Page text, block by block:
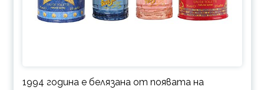
1994 година е белязана от появата на